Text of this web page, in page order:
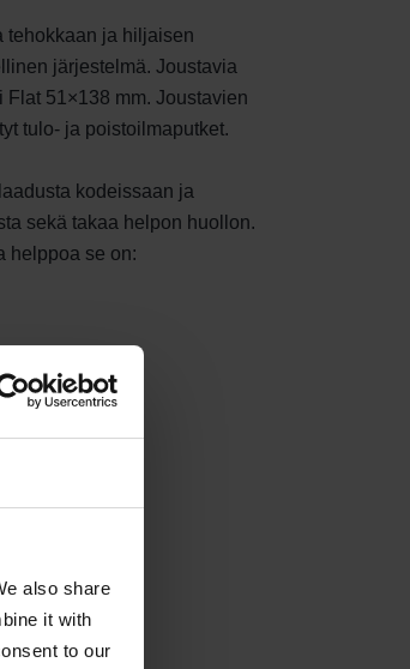
also share
it with
to our
tehokkaan ja hiljaisen
järjestelmä. Joustavia
51×138 mm. Joustavien
tulo- ja poistoilmaputket.
kodeissaan ja
sekä takaa helpon huollon.
helppoa se on: